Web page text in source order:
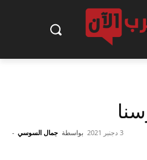
بواسطة جمال السوسي - 3 دجنبر 2021